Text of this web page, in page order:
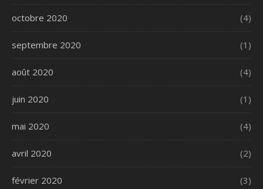
octobre 2020 (4)
septembre 2020 (1)
août 2020 (4)
juin 2020 (1)
mai 2020 (4)
avril 2020 (2)
février 2020 (3)